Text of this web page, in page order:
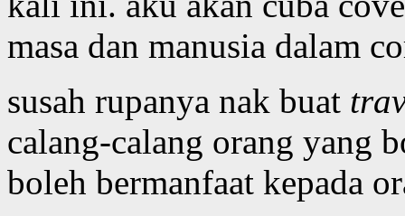
masa dan manusia dalam
susah rupanya nak buat
calang-calang orang yang
boleh bermanfaat kepada